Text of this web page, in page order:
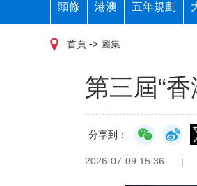
頭條 港澳 五年規劃
首頁 -> 圖集
第三屆“
分享到：
2026-07-09 15:36 |